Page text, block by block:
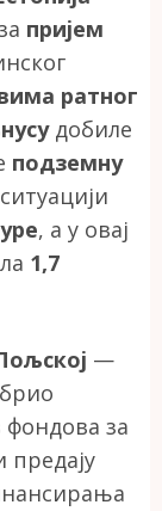
пријем
ратног
добиле
подземну
, а у овај
1,7
—
фондова за
предају